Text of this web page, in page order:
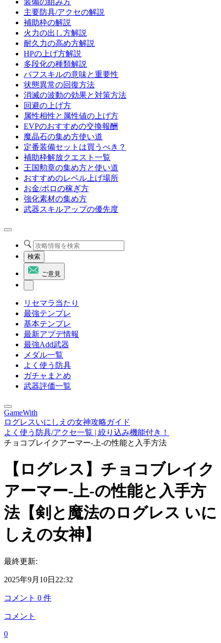
装備の組み方
主要防具/アクセの解説
補助枠の解説
火力の出し方解説
耐久力の高め方解説
HPの上げ方解説
多段化の種類解説
バフスキルの意味と重要性
状態異常の回復方法
消滅の波動の効果と対策方法
回避の上げ方
属性相性と属性値の上げ方
EVPのおすすめの交換報酬
魔晶石の集め方使い道
定番装備セットは買うべき？
補助枠解放クエスト一覧
王国勲章の集め方と使い道
おすすめのレベル上げ場所
お金/ポロの稼ぎ方
強化素材の集め方
武器スキルアップの優先度
検索
ご意見
リセマラ当たり
最強テンプレ
基本テンプレ
最新アプデ情報
最強Add武器
メダル一覧
よく使う防具
ガチャまとめ
武器評価一覧
GameWith
ログレスいにしえの女神攻略ガイド
よく使う防具/アクセ一覧 | 絞り込み機能付き！
チョコブレイクアーマー-上-の性能と入手方法
【ログレス】チョコブレイク
アーマー-上-の性能と入手方
法【剣と魔法のログレス いに
しえの女神】
最終更新:
2025年9月10日22:32
コメント 0 件
コメント
0